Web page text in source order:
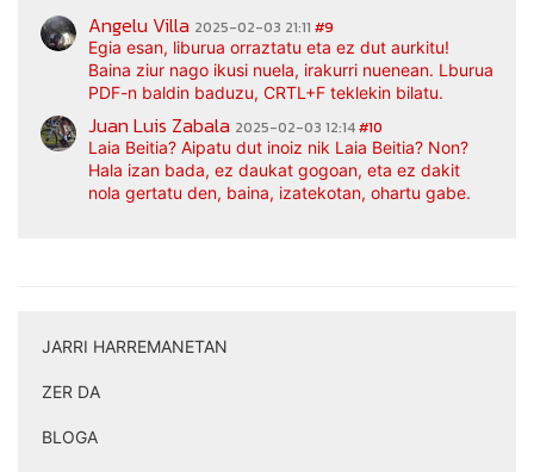
Angelu Villa 2025-02-03 21:11 #9
Egia esan, liburua orraztatu eta ez dut aurkitu!
Baina ziur nago ikusi nuela, irakurri nuenean. Lburua
PDF-n baldin baduzu, CRTL+F teklekin bilatu.
Juan Luis Zabala 2025-02-03 12:14#10
Laia Beitia? Aipatu dut inoiz nik Laia Beitia? Non?
Hala izan bada, ez daukat gogoan, eta ez dakit
nola gertatu den, baina, izatekotan, ohartu gabe.
JARRI HARREMANETAN
ZER DA
BLOGA